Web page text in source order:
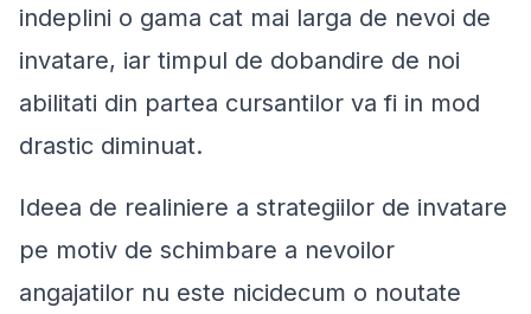
indeplini o gama cat mai larga de nevoi de
invatare, iar timpul de dobandire de noi
abilitati din partea cursantilor va fi in mod
drastic diminuat.
Ideea de realiniere a strategiilor de invatare
pe motiv de schimbare a nevoilor
angajatilor nu este nicidecum o noutate